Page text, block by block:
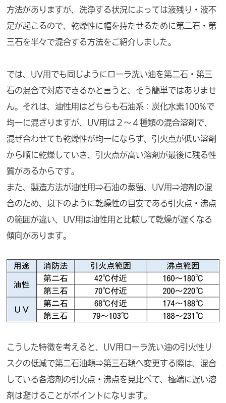
方法がありますが、洗浄する状況によっては液残り・液不
足が起こるので、乾燥性に幅を持たせるために第二石・第
三石を半々で混合する方法をご紹介しました。
では、UV用でも同じようにローラ洗い油を第二石・第三
石の混合で対応できるかと言うと、そう簡単ではありませ
ん。それは、油性用はどちらも石油系：炭化水素100%で
均一に混ざりますが、UV用は２～４種類の混合溶剤で、
混ぜ合わせても乾燥性が均一にならず、引火点が低い溶剤
から順に乾燥していき、引火点が高い溶剤が最後に残る性
質があるからです。
また、製造方法が油性用⇒石油の蒸留、UV用⇒溶剤の混
合のため、以下のように乾燥性の目安である引火点・沸点
の範囲が違い、UV用は油性用と比較して乾燥が遅くなる
傾向があります。
こうした特徴を考えると、UV用ローラ洗い油の引火性リ
スクの低減で第二石油類⇒第三石類へ変更する際は、混合
している各溶剤の引火点・沸点を見比べて、極端に遅い溶
剤は避けることがポイントになります。